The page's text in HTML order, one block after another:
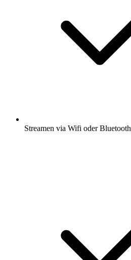
Streamen via Wifi oder Bluetooth